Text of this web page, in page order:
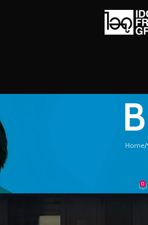
Home/
ำโรงจอดรถของคุณให้
0